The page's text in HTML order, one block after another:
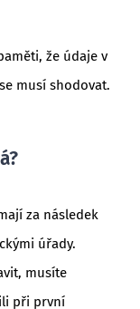
že údaje v
musí shodovat.
za následek
úřady.
musíte
při první